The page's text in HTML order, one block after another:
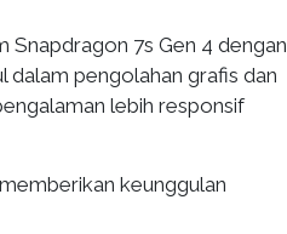
Snapdragon 7s Gen 4 dengan
dalam pengolahan grafis dan
lebih responsif
keunggulan